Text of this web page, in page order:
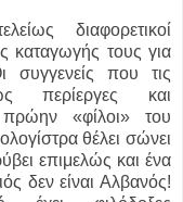
διαφορετικοί
καταγωγής τους για
που τις
περίεργες και
«φίλοι» του
θέλει σώνει
επιμελώς και ένα
δεν είναι Αλβανός!